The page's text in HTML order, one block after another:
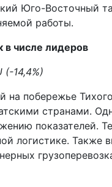
Юго-Восточный
работы.
числе лидеров
(-14,4%)
на побережье
странами.
показателей.
логистике. Также